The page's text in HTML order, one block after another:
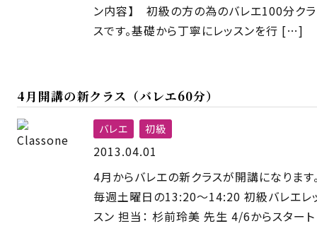
ン内容】 初級の方の為のバレエ100分クラ
スです。基礎から丁寧にレッスンを行 […]
4月開講の新クラス（バレエ60分）
バレエ 初級
2013.04.01
4月からバレエの新クラスが開講になります
毎週土曜日の13:20〜14:20 初級バレエレ
スン 担当： 杉前玲美 先生 4/6からスタート